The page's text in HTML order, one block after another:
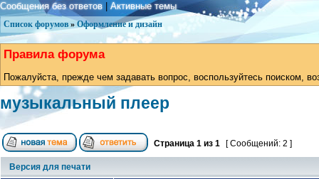
Сообщения без ответов |Активные темы
Список форумов » Оформление и дизайн
Правила форума
Пожалуйста, прежде чем задавать вопрос, воспользуйтесь поиском,
музыкальный плеер
Страница 1 из 1 [ Сообщений: 2 ]
Версия для печати